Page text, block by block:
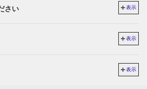
さい 表示
表示
表示